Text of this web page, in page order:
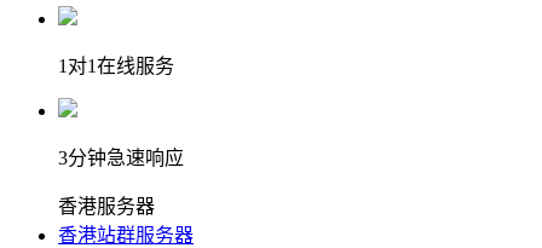
1对1在线服务
3分钟急速响应
香港服务器
香港站群服务器